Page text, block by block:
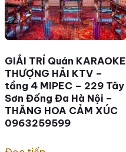
GIẢI TRÍ Quán KARAOKE
THƯỢNG HẢI KTV –
tầng 4 MIPEC – 229 Tây
Sơn Đống Đa Hà Nội –
THĂNG HOA CẢM XÚC
0963259599